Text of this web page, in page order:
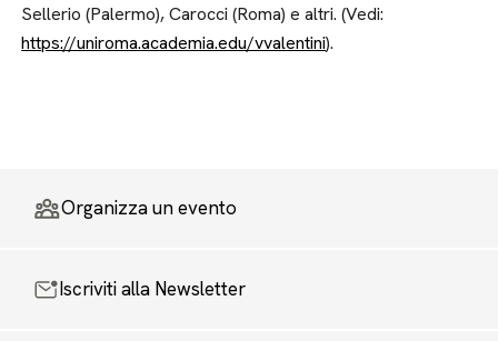
Sellerio (Palermo), Carocci (Roma) e altri. (Vedi:
https://uniroma.academia.edu/vvalentini).
Organizza un evento
Iscriviti alla Newsletter